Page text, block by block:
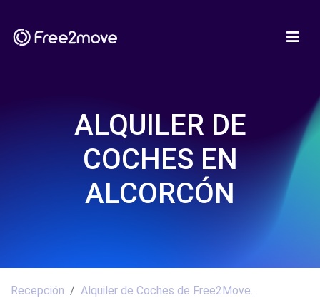
ALQUILER DE
COCHES EN
ALCORCÓN
Recepción
Alquiler de Coches de Free2Move...